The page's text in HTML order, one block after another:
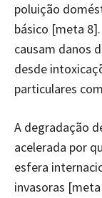
poluição
básico [meta
causam danos
desde
particulares
A degradação
acelerada por
esfera
invasoras